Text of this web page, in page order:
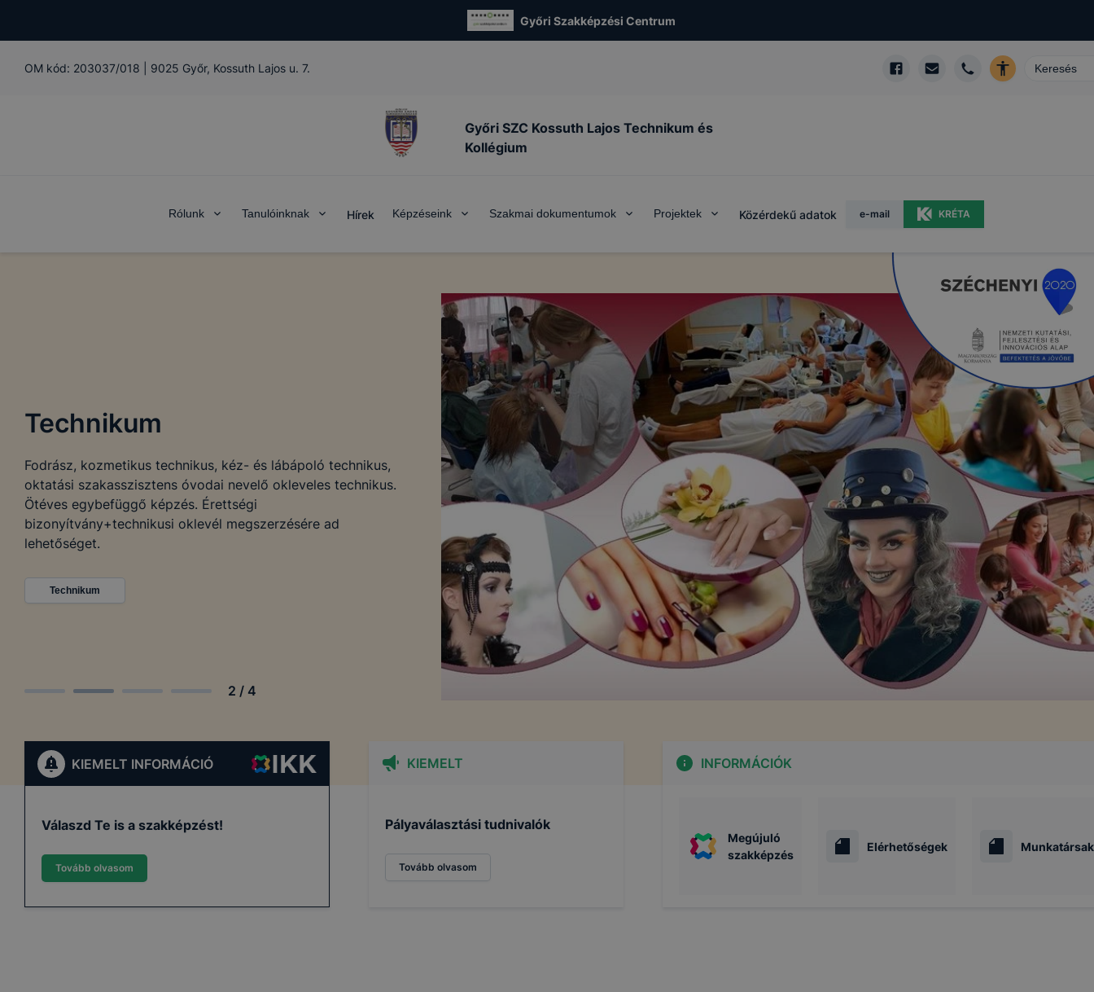
Győri Szakképzési Centrum
OM kód: 203037/018 9025 Győr, Kossuth Lajos u. 7.
Győri SZC Kossuth Lajos Technikum és
Kollégium
Rólunk Tanulóinknak Hírek Képzéseink Szakmai dokumentumok Projektek Közérdekű adatok e-mail KRÉTA
Technikum
Fodrász, kozmetikus technikus, kéz- és lábápoló technikus,
oktatási szakasszisztens óvodai nevelő okleveles technikus.
Ötéves egybefüggő képzés. Érettségi
bizonyítvány+technikusi oklevél megszerzésére ad
lehetőséget.
Technikum
2 / 4
KIEMELT INFORMÁCIÓ
Válaszd Te is a szakképzést!
Tovább olvasom
KIEMELT
Pályaválasztási tudnivalók
Tovább olvasom
INFORMÁCIÓK
Megújuló
szakképzés
Elérhetőségek Munkatársak